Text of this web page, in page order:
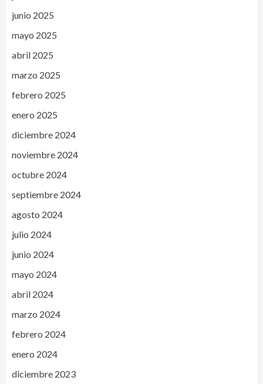
junio 2025
mayo 2025
abril 2025
marzo 2025
febrero 2025
enero 2025
diciembre 2024
noviembre 2024
octubre 2024
septiembre 2024
agosto 2024
julio 2024
junio 2024
mayo 2024
abril 2024
marzo 2024
febrero 2024
enero 2024
diciembre 2023